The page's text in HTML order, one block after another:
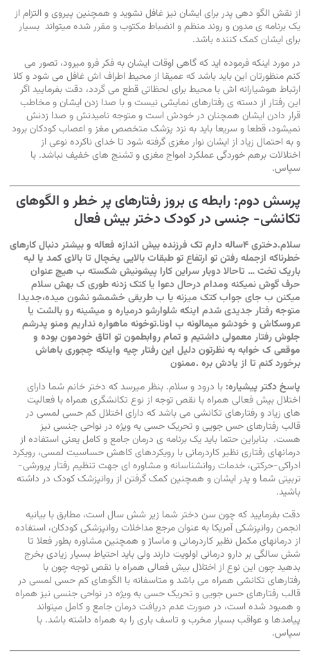
از نقش الگو دهی پدر برای ایشان نیز غافل نشوید و همچنین پیروی و التزام از
یک برنامه ی مدون و روند منظم و انضباط مکتوب و مقرر شده میتواند بسیار
برای ایشان کمک کننده باشد.
در مورد اینکه فرموده اید که گاهی اوقات ایشان به فکر فرو میرود، تصور می
کنم منظورتان این باید باشد که عمیقا از محیط اطراف اش غافل می شود و کلا
ارتباط هوشیارانه اش با محیط برای لحظاتی قطع می گردد، دقت بفرمایید اگر
این رفتار از دسته ی رفتارهای نمایشی نیست و با صدا زدن ایشان و مخاطب
قرار دادن ایشان همچنان در خودش است و متوجه نامیدنش و صدا زدنش
نمیشود، قطعا و سریعا باید به نزد پزشک متخصص مغز و اعصاب کودکان برود
و به احتمال زیاد از ایشان نوار مغزی گرفته شود تا خدای ناکرده نوعی از
اختلالات برهم خوردگی عملکرد امواج مغزی و تشنج های خفیف نباشد. با
سپاس.
پرسش دوم: رابطه ی بروز رفتارهای پر خطر و الگوهای
تکانشی- جنسی در کودک دختر بیش فعال
سلام.دختری ۴ساله دارم تک فرزنده بیش اندازه فعاله و بیشتر دنبال کارهای
خطرناکه ازجمله رفتن تو ارتفاع تو طبقات بالایی یخچال تا بالای کمد یا لبه
باریک تخت … تاحالا دوبار سراین کارا پیشونیش شکسته ب هیچ عنوان
حرف گوش نمیکنه ومدام درحال دعوا یا کتک زدنه طوری ک بهش سلام
میکنن ب جای جواب کتک میزنه یا ب طریقی خشمشو نشون میده،جدیدا
متوجه رفتار جدیدی شدم اینکه شلوارشو درمیاره و میشینه رو بالشت یا
عروسکاش و خودشو میمالونه ب اونا.توخونه ماهواره نداریم ومنو پدرشم
جلوش رفتار معمولی داشتیم و تمام روابطمون تو اتاق خودمون بوده و
موقعی ک خوابه به نظرتون دلیل این رفتار چیه واینکه چجوری باهاش
برخورد کنم تا از یادش بره .ممنون
پاسخ دکتر پیشیاره: با درود و سلام. بنظر میرسد که دختر خانم شما دارای
اختلال بیش فعالی همراه با نقص توجه از نوع تکانشگری همراه با فعالیت
های زیاد و رفتارهای تکانشی می باشد که دارای اختلال کم حسی لمسی در
قالب رفتارهای حس جویی و تحریک حسی به ویژه در نواحی جنسی نیز
هست. بنابراین حتما باید یک برنامه ی درمان جامع و کامل یعنی استفاده از
درمانهای رفتاری نظیر کاردرمانی با رویکردهای کاهش حساسیت لمسی، رویکرد
ادراکی-حرکتی، خدمات روانشناسانه و مشاوره ای جهت تنظیم رفتار پرورشی-
تربیتی شما و پدر ایشان و همچنین کمک گرفتن از روانپزشک کودک در داشته
باشید.
دقت بفرمایید که چون سن دختر شما زیر شش سال است، مطابق با بیانیه
انجمن روانپزشکی آمریکا به عنوان مرجع مداخلات روانپزشکی کودکان، استفاده
از درمانهای مکمل نظیر کاردرمانی و ماساژ و همچنین مشاوره بطور فعلا تا
شش سالگی بر دارو درمانی اولویت دارند ولی باید احتیاط بسیار زیادی بخرج
بدهید چون این نوع از اختلال بیش فعالی همراه با نقص توجه چون با
رفتارهای تکانشی همراه می باشد و متاسفانه با الگوهای کم حسی لمسی در
قالب رفتارهای حس جویی و تحریک حسی به ویژه در نواحی جنسی نیز ‏همراه
و همبود شده است، در صورت عدم دریافت درمان جامع و کامل میتواند
پیامدها و عواقب بسیار مخرب و تاسف باری را به همراه داشته باشد. با
سپاس.